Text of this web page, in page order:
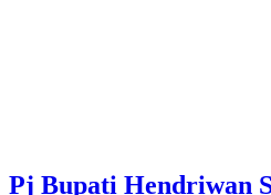
Pj Bupati Hendriwan